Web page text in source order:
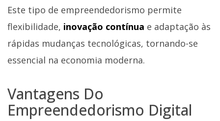
Este tipo de empreendedorismo permite
flexibilidade, inovação contínua e adaptação às
rápidas mudanças tecnológicas, tornando-se
essencial na economia moderna.
Vantagens Do
Empreendedorismo Digital